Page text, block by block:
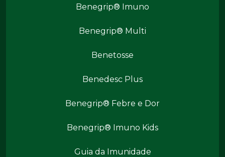
Benegrip® Imuno
Produtos Benegrip
Benegrip® Multi
Benetosse
Benedesc Plus
Benegrip® Febre e Dor
Benegrip® Imuno Kids
Benegrip Mais
Guia da Imunidade